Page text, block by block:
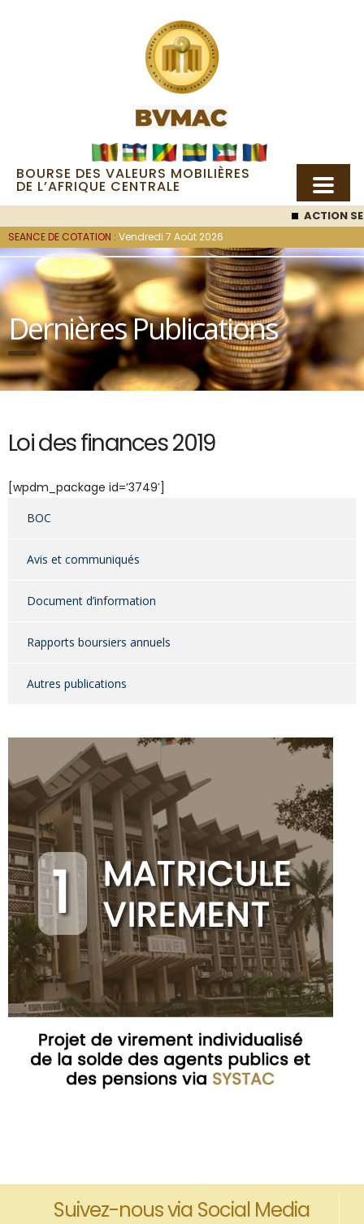
BOURSE DES VALEURS MOBILIÈRES
DE L’AFRIQUE CENTRALE
ACTION
SEANCE DE COTATION : Vendredi 7 Août 2026
Dernières Publications
Loi des finances 2019
[wpdm_package id=’3749′]
BOC
Avis et communiqués
Document d’information
Rapports boursiers annuels
Autres publications
Suivez-nous via Social Media